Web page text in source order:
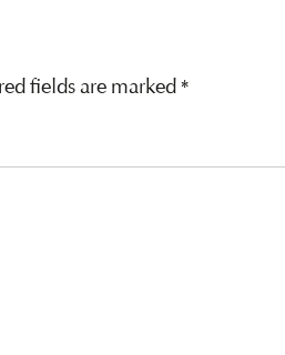
fields are marked*